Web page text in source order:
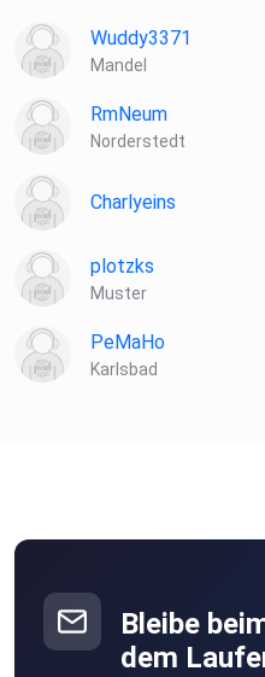
Wuddy3371
Mandel
RmNeum
Norderstedt
Charlyeins
plotzks
Muster
PeMaHo
Karlsbad
Bleibe
dem